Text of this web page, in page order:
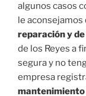
algunos casos
le
reparación y
de los Reyes a
segura y no
empresa
mantenimiento